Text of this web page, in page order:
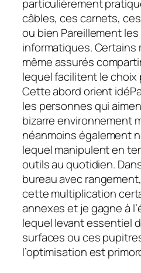
particulièrement
câbles, ces carnets,
ou bien Pareillement
informatiques.
même assurés
lequel facilitent le choix
Cette abord orient
les personnes qui
bizarre environnement
néanmoins également
lequel manipulent en
outils au quotidien.
bureau avec
cette multiplication
annexes et je gagne à
lequel levant essentiel
surfaces ou ces
l’optimisation est